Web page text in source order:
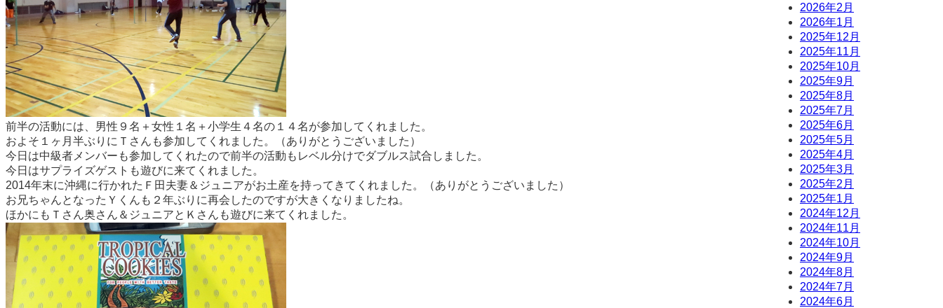
前半の活動には、男性９名＋女性１名＋小学生４名の１４名が参加してくれました。
およそ１ヶ月半ぶりにＴさんも参加してくれました。（ありがとうございました）
今日は中級者メンバーも参加してくれたので前半の活動もレベル分けでダブルス試合しました。
今日はサプライズゲストも遊びに来てくれました。
2014年末に沖縄に行かれたＦ田夫妻＆ジュニアがお土産を持ってきてくれました。（ありがとうございました）
お兄ちゃんとなったＹくんも２年ぶりに再会したのですが大きくなりましたね。
ほかにもＴさん奥さん＆ジュニアとＫさんも遊びに来てくれました。
2026年2月
2026年1月
2025年12月
2025年11月
2025年10月
2025年9月
2025年8月
2025年7月
2025年6月
2025年5月
2025年4月
2025年3月
2025年2月
2025年1月
2024年12月
2024年11月
2024年10月
2024年9月
2024年8月
2024年7月
2024年6月